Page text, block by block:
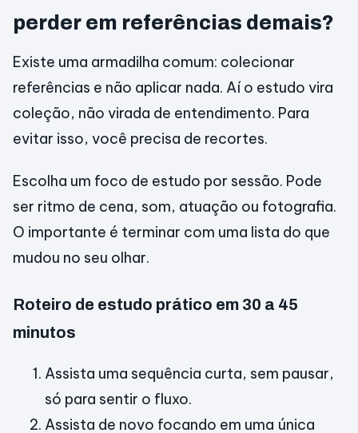
perder em referências demais?
Existe uma armadilha comum: colecionar
referências e não aplicar nada. Aí o estudo vira
coleção, não virada de entendimento. Para
evitar isso, você precisa de recortes.
Escolha um foco de estudo por sessão. Pode
ser ritmo de cena, som, atuação ou fotografia.
O importante é terminar com uma lista do que
mudou no seu olhar.
Roteiro de estudo prático em 30 a 45
minutos
Assista uma sequência curta, sem pausar,
só para sentir o fluxo.
Assista de novo focando em uma única